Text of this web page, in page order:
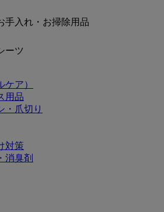
手入れ・お掃除用品
ーツ
ア）
用品
・爪切り
対策
消臭剤